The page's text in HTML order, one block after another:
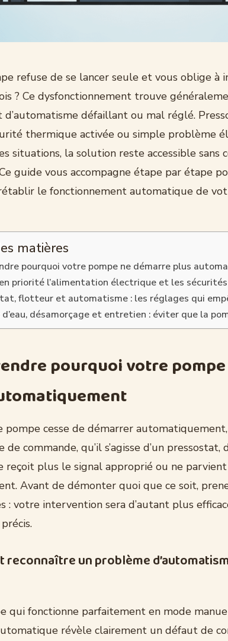
refuse de se lancer seule et vous oblige
? Ce dysfonctionnement trouve
d’automatisme défaillant ou mal réglé.
thermique activée ou simple problème
situations, la solution reste accessible sans
guide vous accompagne étape par étape
le fonctionnement automatique de
matières
pourquoi votre pompe ne démarre plus
priorité l’alimentation électrique et les
flotteur et automatisme : les réglages qui
d’eau, désamorçage et entretien : éviter que la
pourquoi votre
pompe cesse de démarrer automatiquement,
de commande, qu’il s’agisse d’un
reçoit plus le signal approprié ou ne
Avant de démonter quoi que ce soit,
: votre intervention sera d’autant plus
reconnaître un problème
qui fonctionne parfaitement en mode
révèle clairement un défaut de